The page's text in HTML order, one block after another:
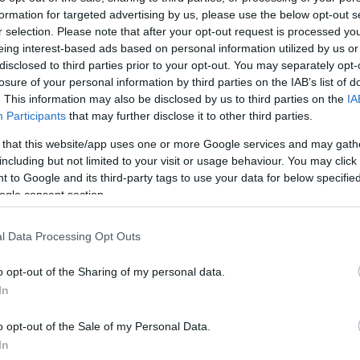
for targeted advertising by us, please use the below opt-out
selection. Please note that after your opt-out request is processed
interest-based ads based on personal information utilized by us
to third parties prior to your opt-out. You may separately
of your personal information by third parties on the IAB’s list of
This information may also be disclosed by us to third parties on the
Participants that may further disclose it to other third parties.
that this website/app uses one or more Google services and may
but not limited to your visit or usage behaviour. You may
to Google and its third-party tags to use your data for below
consent section.
Data Processing Opt Outs
opt-out of the Sharing of my personal data.
opt-out of the Sale of my Personal Data.
Jelszó Emlékezzen rám
Regisztráció
szaknévsora
KERTÉSZ ÉS KERTÉSZET REGISZTRÁCIÓ NÖVÉNYKATALÓGUS
(Helenium sp.)
A
álló
sárga,
virágzási